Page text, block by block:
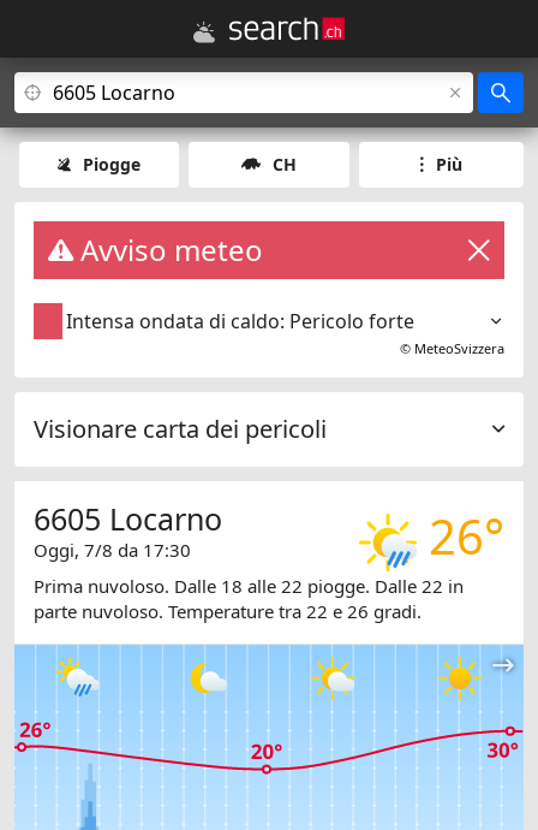
Piogge CH Più
Avviso meteo
Intensa ondata di caldo: Pericolo forte
© MeteoSvizzera
Visionare carta dei pericoli
26°
6605 Locarno
Oggi, 7/8 da 17:30
Prima nuvoloso. Dalle 18 alle 22 piogge. Dalle 22 in
parte nuvoloso. Temperature tra 22 e 26 gradi.